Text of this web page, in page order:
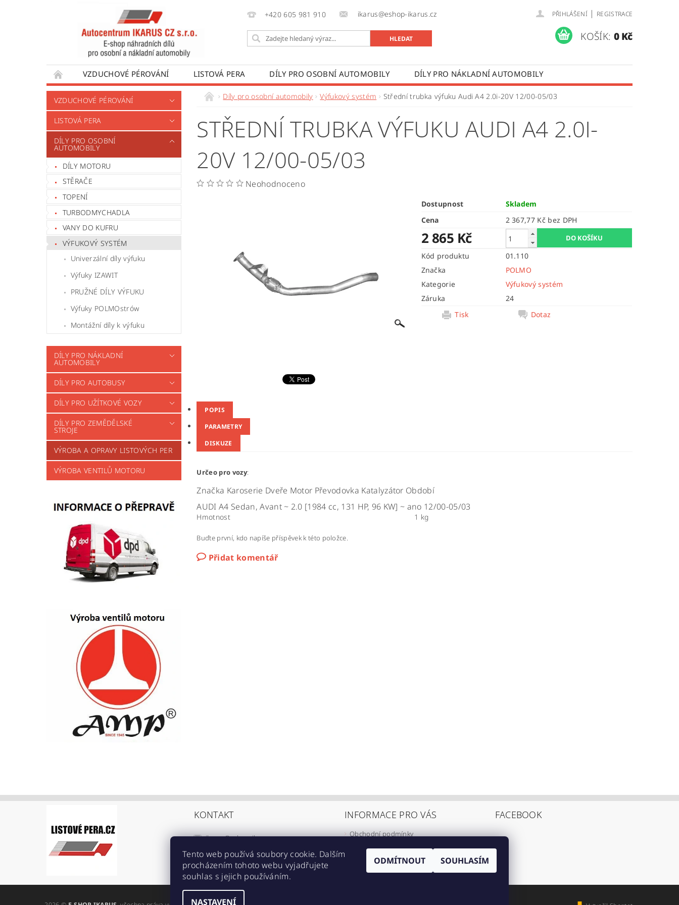
+420 605 981 910 ikarus@eshop-ikarus.cz PŘIHLÁŠENÍ | REGISTRACE
KOŠÍK: 0 Kč
VZDUCHOVÉ PÉROVÁNÍ LISTOVÁ PERA DÍLY PRO OSOBNÍ AUTOMOBILY
DÍLY PRO NÁKLADNÍ AUTOMOBILY
DÍLY PRO AUTOBUSY
DÍLY PRO UŽÍTKOVÉ VOZY DÍLY PRO ZEMĚDĚLSKÉ STROJE
VÝROBA A OPRAVY LISTOVÝCH PER
VÝROBA VENTILŮ MOTORU
VZDUCHOVÉ PÉROVÁNÍ
LISTOVÁ PERA
DÍLY PRO OSOBNÍ
AUTOMOBILY
DÍLY MOTORU
STĚRAČE
TOPENÍ
TURBODMYCHADLA
VANY DO KUFRU
VÝFUKOVÝ SYSTÉM
Univerzální díly výfuku
Výfuky IZAWIT
PRUŽNÉ DÍLY VÝFUKU
Výfuky POLMOstrów
Montážní díly k výfuku
DÍLY PRO NÁKLADNÍ
AUTOMOBILY
DÍLY PRO AUTOBUSY
DÍLY PRO UŽÍTKOVÉ VOZY
DÍLY PRO ZEMĚDĚLSKÉ
STROJE
VÝROBA A OPRAVY LISTOVÝCH PER
VÝROBA VENTILŮ MOTORU
Díly pro osobní automobily Výfukový systém Střední trubka výfuku Audi A4 2.0i-20V 12/00-05/03
STŘEDNÍ TRUBKA VÝFUKU AUDI A4 2.0I-
20V 12/00-05/03
Neohodnoceno
Dostupnost
Skladem
Cena
2 367,77 Kč bez DPH
2 865 Kč
Kód produktu
01.110
Značka
POLMO
Kategorie
Výfukový systém
Záruka
24
Tisk
Dotaz
POPIS
PARAMETRY
DISKUZE
Určeo pro vozy:
Značka Karoserie Dveře Motor Převodovka Katalyzátor Období
AUDI A4 Sedan, Avant ~ 2.0 [1984 cc, 131 HP, 96 KW] ~ ano 12/00-05/03
Hmotnost 1 kg
Buďte první, kdo napíše příspěvek k této položce.
Přidat komentář
KONTAKT
ikarus@eshop-ikarus.cz
+420 605 981 910
https://www.facebook.com/eshopikarus/?
ref=br_rs
INFORMACE PRO VÁS
Obchodní podmínky
Informace o přepravě
FACEBOOK
Tento web používá soubory cookie. Dalším
procházením tohoto webu vyjadřujete
souhlas s jejich používáním.
NASTAVENÍ
ODMÍTNOUT SOUHLASÍM